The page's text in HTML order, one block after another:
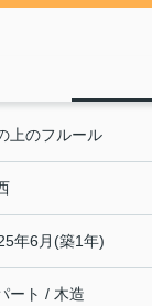
上のフルール
年6月(築1年)
ート / 木造